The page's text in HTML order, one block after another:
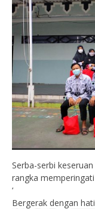
Serba-serbi
rangka
‘
Bergerak dengan